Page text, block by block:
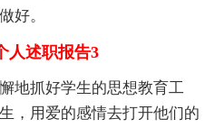
好。
述职报告3
抓好学生的思想教育工
，用爱的感情去打开他们的